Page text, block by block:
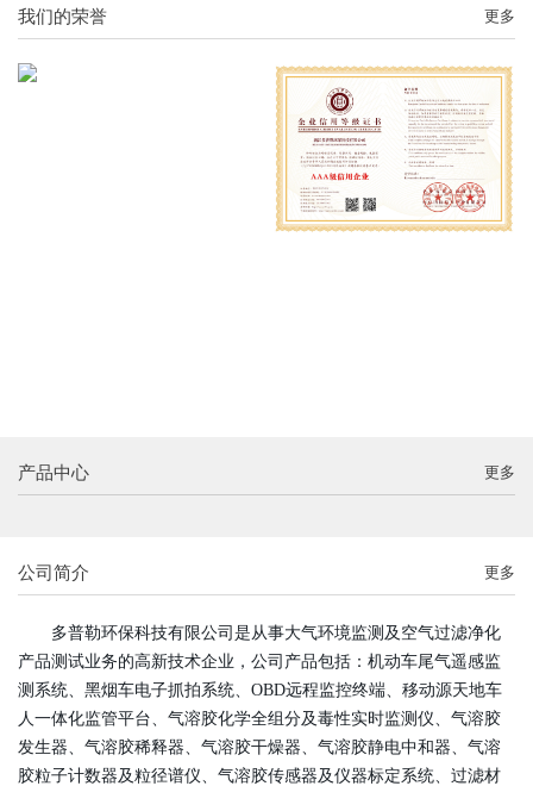
我们的荣誉 更多
产品中心 更多
公司简介 更多
多普勒环保科技有限公司是从事大气环境监测及空气过滤净化
产品测试业务的高新技术企业，公司产品包括：机动车尾气遥感监
测系统、黑烟车电子抓拍系统、OBD远程监控终端、移动源天地车
人一体化监管平台、气溶胶化学全组分及毒性实时监测仪、气溶胶
发生器、气溶胶稀释器、 气溶胶干燥器、 气溶胶静电中和器、气溶
胶粒子计数器及粒径谱仪、气溶胶传感器及仪器标定系统、过滤材